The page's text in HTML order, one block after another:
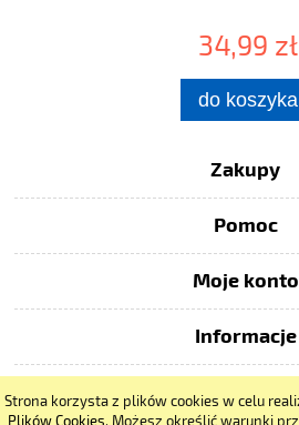
Strona korzysta z plików cookies w celu
Plików Cookies. Możesz określić warunki
34,99 zł
do koszyka
Zakupy
Pomoc
Moje konto
Informacje
pokaż pełną